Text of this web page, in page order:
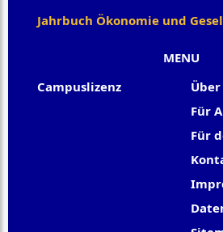
MENU
Campuslizenz
Für
Für
Jahrbuch Ökonomie und